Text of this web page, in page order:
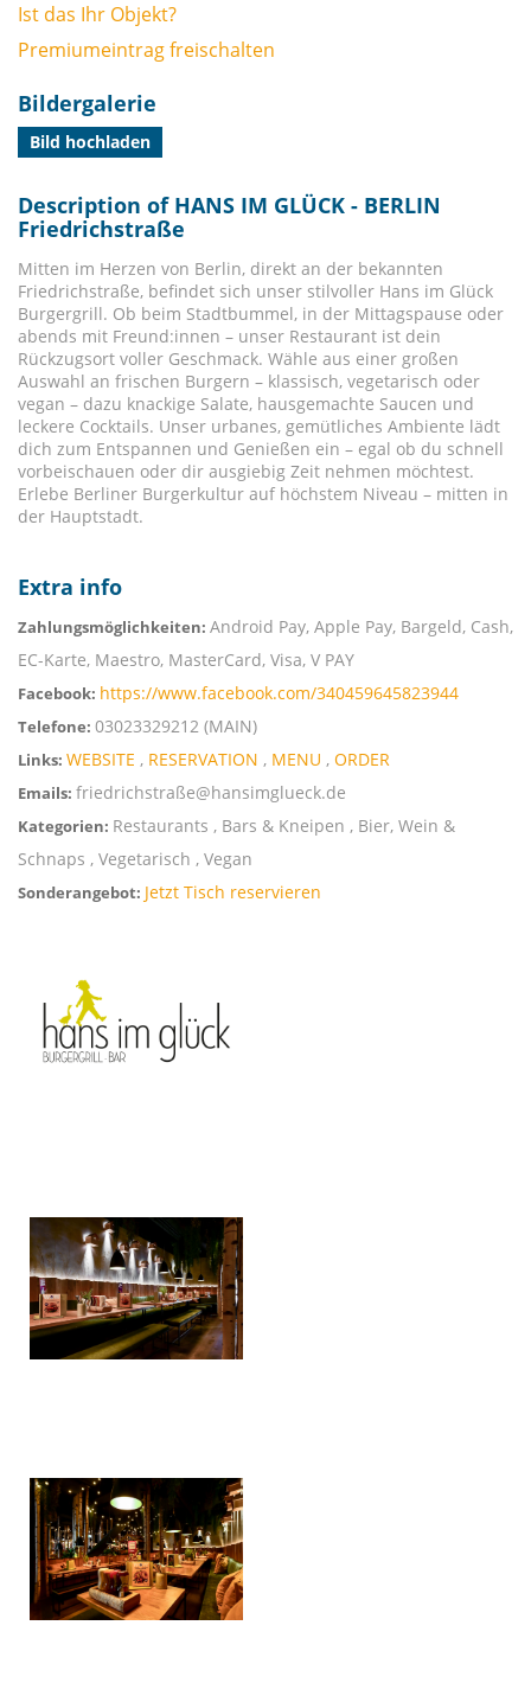
Ist das Ihr Objekt?
Premiumeintrag freischalten
Bildergalerie
Bild hochladen
Description of HANS IM GLÜCK - BERLIN
Friedrichstraße
Mitten im Herzen von Berlin, direkt an der bekannten
Friedrichstraße, befindet sich unser stilvoller Hans im Glück
Burgergrill. Ob beim Stadtbummel, in der Mittagspause oder
abends mit Freund:innen – unser Restaurant ist dein
Rückzugsort voller Geschmack. Wähle aus einer großen
Auswahl an frischen Burgern – klassisch, vegetarisch oder
vegan – dazu knackige Salate, hausgemachte Saucen und
leckere Cocktails. Unser urbanes, gemütliches Ambiente lädt
dich zum Entspannen und Genießen ein – egal ob du schnell
vorbeischauen oder dir ausgiebig Zeit nehmen möchtest.
Erlebe Berliner Burgerkultur auf höchstem Niveau – mitten in
der Hauptstadt.
Extra info
Zahlungsmöglichkeiten: Android Pay, Apple Pay, Bargeld, Cash,
EC-Karte, Maestro, MasterCard, Visa, V PAY
Facebook: https://www.facebook.com/340459645823944
Telefone: 03023329212 (MAIN)
Links: WEBSITE , RESERVATION , MENU , ORDER
Emails: friedrichstraße@hansimglueck.de
Kategorien: Restaurants , Bars & Kneipen , Bier, Wein &
Schnaps , Vegetarisch , Vegan
Sonderangebot: Jetzt Tisch reservieren